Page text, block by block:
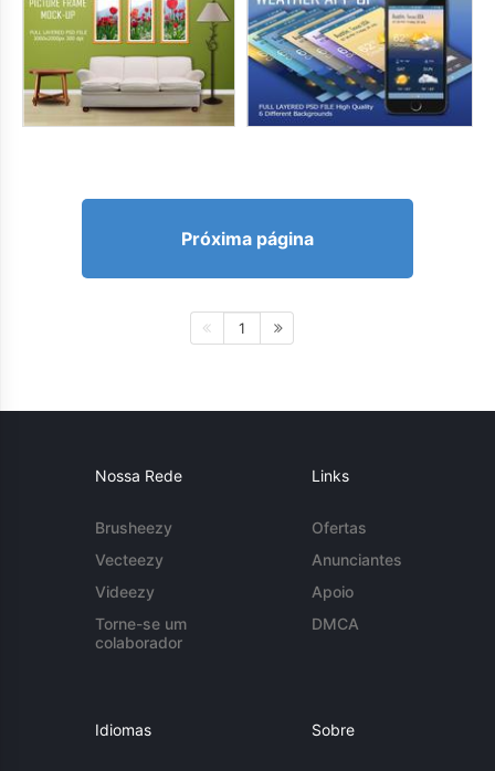
Próxima página
1
Nossa Rede
Brusheezy
Vecteezy
Videezy
Torne-se um
colaborador
Links
Ofertas
Anunciantes
Apoio
DMCA
Idiomas Sobre